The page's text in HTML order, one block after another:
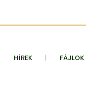
HÍREK FÁJLOK